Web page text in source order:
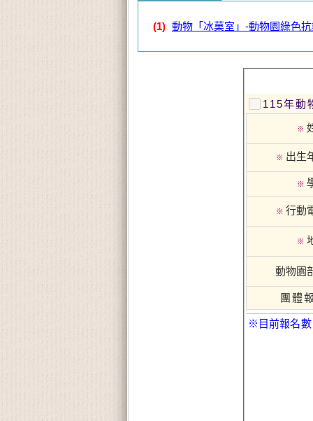
(1) 動物「冰菓室」-動物園綠色
115年動
※
※ 出生
※
※ 行動
※
動物園
團體
※目前報名數